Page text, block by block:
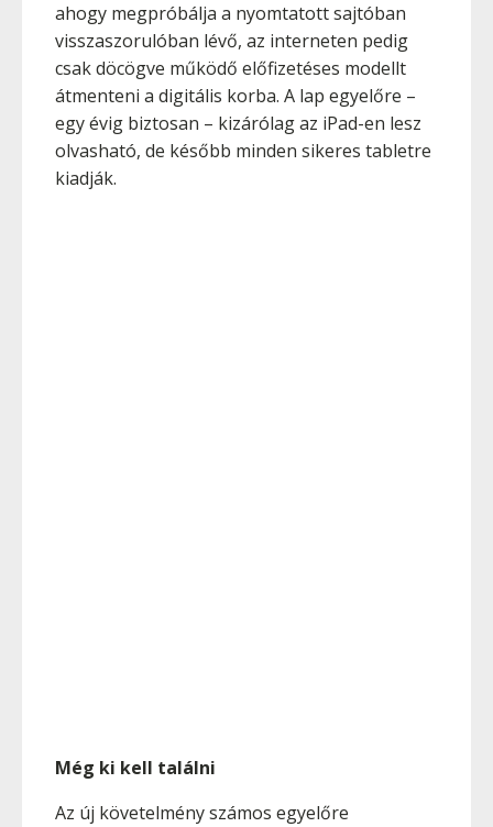
ahogy megpróbálja a nyomtatott sajtóban
visszaszorulóban lévő, az interneten pedig
csak döcögve működő előfizetéses modellt
átmenteni a digitális korba. A lap egyelőre –
egy évig biztosan – kizárólag az iPad-en lesz
olvasható, de később minden sikeres tabletre
kiadják.
Még ki kell találni
Az új követelmény számos egyelőre